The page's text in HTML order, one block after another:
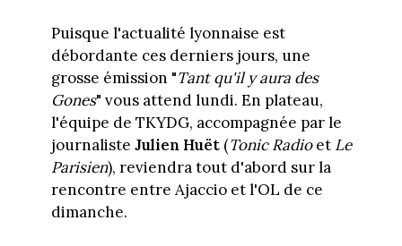
Puisque l'actualité lyonnaise est
débordante ces derniers jours, une
grosse émission "Tant qu'il y aura des
Gones" vous attend lundi. En plateau,
l'équipe de TKYDG, accompagnée par le
journaliste Julien Huët(Tonic Radioet Le
Parisien), reviendra tout d'abord sur la
rencontre entre Ajaccio et l'OL de ce
dimanche.